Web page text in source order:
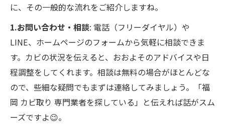
に、その一般的な流れをご紹介しますね。
1.お問い合わせ・相談: 電話（フリーダイヤル）や
LINE、ホームページのフォームから気軽に相談できま
す。カビの状況を伝えると、おおよそのアドバイスや日
程調整をしてくれます。相談は無料の場合がほとんどな
ので、些細な疑問でもまずは連絡してみましょう。「福
岡 カビ取り 専門業者を探している」と伝えれば話がスム
ーズですよ😉。